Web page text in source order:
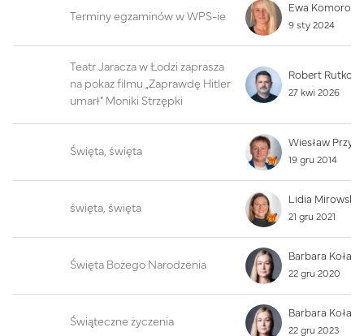
Terminy egzaminów w WPS-ie
9 sty 2024
Teatr Jaracza w Łodzi zaprasza
na pokaz filmu „Zaprawdę Hitler
umarł” Moniki Strzępki
27 kwi 2026
Święta, święta
Wiesław
19 gru 2014
święta, święta
21 gru 2021
Święta Bożego Narodzenia
22 gru 2020
Świąteczne życzenia
22 gru 2023